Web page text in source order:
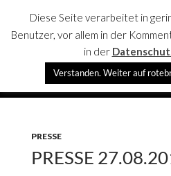
rotebrauseblogger
SPRINGE
PRESSE
PRESSE
Diese Seite verarbeitet in
Benutzer, vor allem in der
in der
Verstanden. Weiter auf